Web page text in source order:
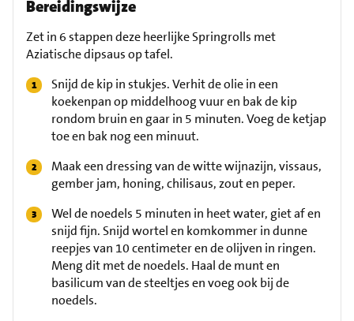
Bereidingswijze
Zet in 6 stappen deze heerlijke Springrolls met
Aziatische dipsaus op tafel.
Snijd de kip in stukjes. Verhit de olie in een
koekenpan op middelhoog vuur en bak de kip
rondom bruin en gaar in 5 minuten. Voeg de ketjap
toe en bak nog een minuut.
Maak een dressing van de witte wijnazijn, vissaus,
gember jam, honing, chilisaus, zout en peper.
Wel de noedels 5 minuten in heet water, giet af en
snijd fijn. Snijd wortel en komkommer in dunne
reepjes van 10 centimeter en de olijven in ringen.
Meng dit met de noedels. Haal de munt en
basilicum van de steeltjes en voeg ook bij de
noedels.